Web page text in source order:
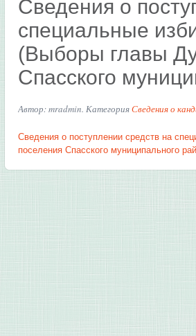
Сведения о
специальные
(Выборы главы
Спасского
Автор: mradmin. КатегорияСведения о
Сведения о поступлении средств на
поселения Спасского муниципального